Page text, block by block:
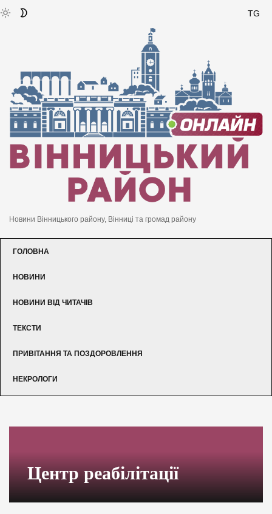
TG
Новини Вінницького району, Вінниці та громад району
ГОЛОВНА
НОВИНИ
НОВИНИ ВІД ЧИТАЧІВ
ТЕКСТИ
ПРИВІТАННЯ ТА ПОЗДОРОВЛЕННЯ
НЕКРОЛОГИ
Центр реабілітації